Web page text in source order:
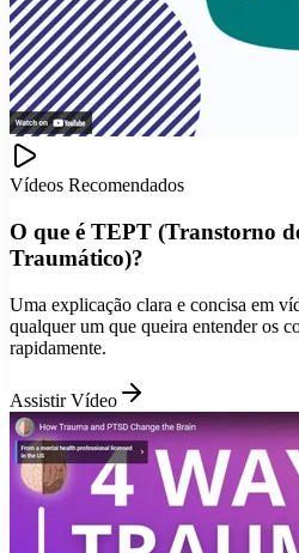
Vídeos Recomendados
O que é TEPT (Transtorno
Traumático)?
Uma explicação clara e concisa em
qualquer um que queira entender os
rapidamente.
Assistir Vídeo